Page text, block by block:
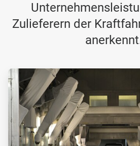
Zulieferern der
A
r
T